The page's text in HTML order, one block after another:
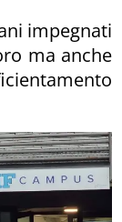
impegnati
ma anche